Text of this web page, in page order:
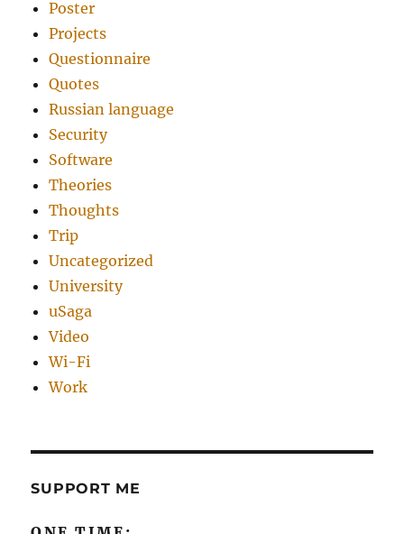
Poster
Projects
Questionnaire
Quotes
Russian language
Security
Software
Theories
Thoughts
Trip
Uncategorized
University
uSaga
Video
Wi-Fi
Work
SUPPORT ME